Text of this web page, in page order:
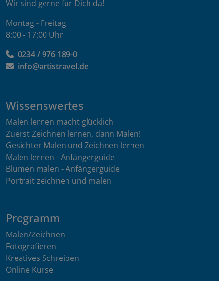
Wir sind gerne für Dich da!
Montag - Freitag
8:00 - 17:00 Uhr
0234 / 976 189-0
info@artistravel.de
Wissenswertes
Malen lernen macht glücklich
Zuerst Zeichnen lernen, dann Malen!
Gesichter Malen und Zeichnen lernen
Malen lernen - Anfängerguide
Blumen malen - Anfängerguide
Portrait zeichnen und malen
Programm
Malen/Zeichnen
Fotografieren
Kreatives Schreiben
Online Kurse